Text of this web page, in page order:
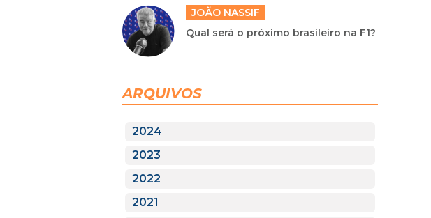
JOÃO NASSIF
Qual será o próximo brasileiro na F1?
ARQUIVOS
2024
2023
2022
2021